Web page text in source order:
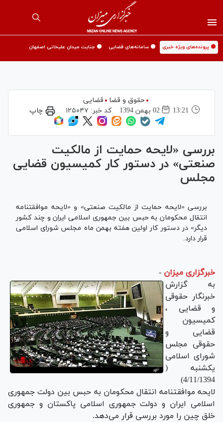
🟡 پرونده‌های ویژه خبری 🟡 سامانه‌های قضایی 🟡 جنایت میدان علیخانی اصفهان
حقوق و قضا
قضایی
13:21
02 بهمن 1394 کد خبر: ۱۲۵۰۴۷ چاپ
بررسی «لایحه حمایت از مالكیت
صنعتی» در دستور کار کمیسیون قضایی
مجلس
بررسی «لایحه حمایت از مالكیت صنعتی» و «لایحه موافقتنامه
انتقال محکومان به حبس بین جمهوری اسلامی ایران و چند کشور
دیگر» در دستور کار اولین هفته بهمن ماه مجلس شورای اسلامی
قرار دارد.
خبرگزاری میزان -
به گزارش
خبرنگار حقوقی
و قضایی ،
كمیسیون
قضایی و
حقوقی مجلس
شورای اسلامی
یكشنبه (
4/11/1394)
لایحه موافقتنامه انتقال محكومان به حبس بین دولت جمهوری
اسلامی ایران و دولت جمهوری اسلامی پاكستان و جمهوری
خلق چین را مورد بررسی قرار می‌دهد.